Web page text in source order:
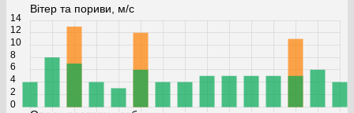
Вітер та пориви, м/с
0
2
4
6
8
10
12
14